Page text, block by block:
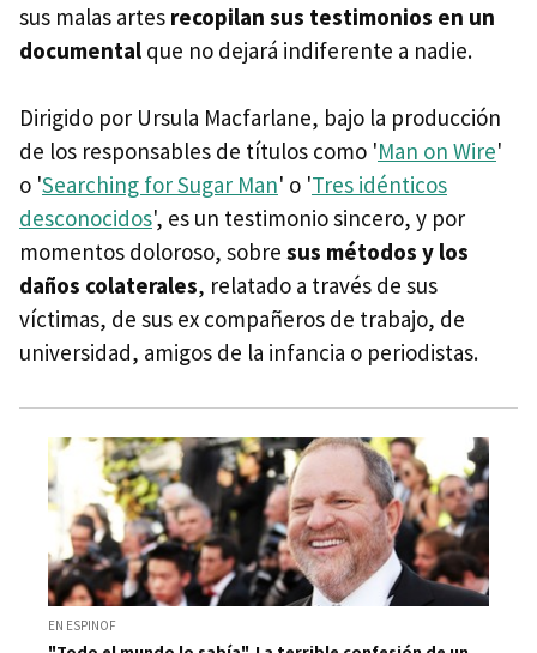
sus malas artes recopilan sus testimonios en un
documental que no dejará indiferente a nadie.
Dirigido por Ursula Macfarlane, bajo la producción
de los responsables de títulos como 'Man on Wire'
o 'Searching for Sugar Man' o 'Tres idénticos
desconocidos', es un testimonio sincero, y por
momentos doloroso, sobre sus métodos y los
daños colaterales, relatado a través de sus
víctimas, de sus ex compañeros de trabajo, de
universidad, amigos de la infancia o periodistas.
EN ESPINOF